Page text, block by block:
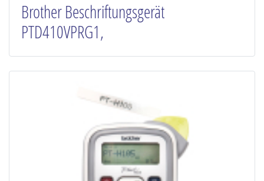
Brother Beschriftungsgerät
PTD410VPRG1,